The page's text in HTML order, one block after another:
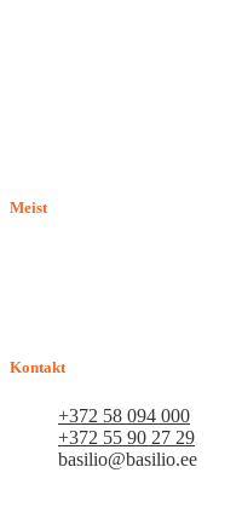
Meist
Kontakt
+372 58 094 000
+372 55 90 27 29
basilio@basilio.ee